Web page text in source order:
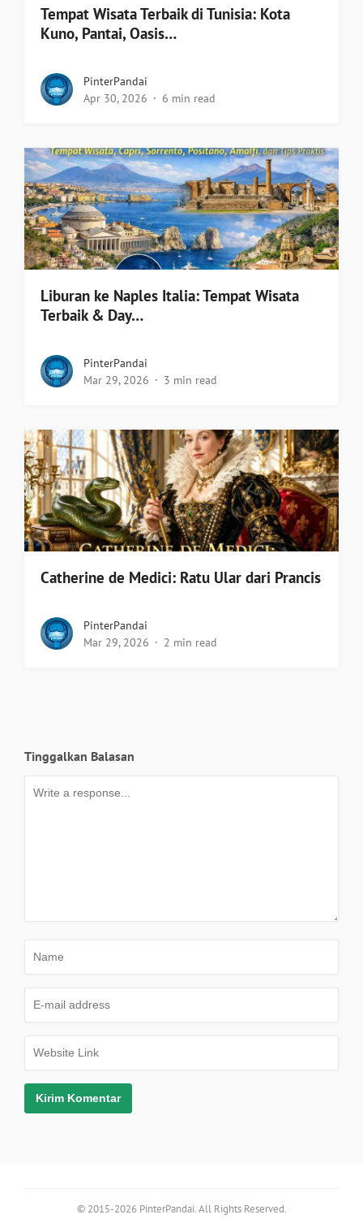
Tempat Wisata Terbaik di Tunisia: Kota
Kuno, Pantai, Oasis…
PinterPandai
Apr 30, 2026
6 min read
Liburan ke Naples Italia: Tempat Wisata
Terbaik & Day…
PinterPandai
Mar 29, 2026
3 min read
Catherine de Medici: Ratu Ular dari Prancis
PinterPandai
Mar 29, 2026
2 min read
Tinggalkan Balasan
© 2015-2026 PinterPandai. All Rights Reserved.